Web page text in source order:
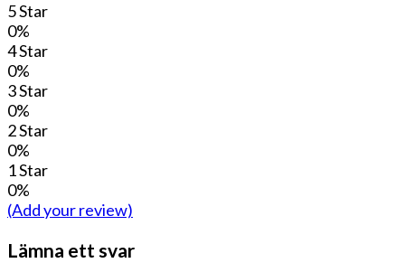
5 Star
0%
4 Star
0%
3 Star
0%
2 Star
0%
1 Star
0%
(Add your review)
Lämna ett svar